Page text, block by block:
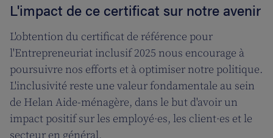
L'impact de ce certificat sur notre avenir
L'obtention du certificat de référence pour
l'Entrepreneuriat inclusif 2025 nous encourage à
poursuivre nos efforts et à optimiser notre politique.
L'inclusivité reste une valeur fondamentale au sein
de Helan Aide-ménagère, dans le but d'avoir un
impact positif sur les employé·es, les client·es et le